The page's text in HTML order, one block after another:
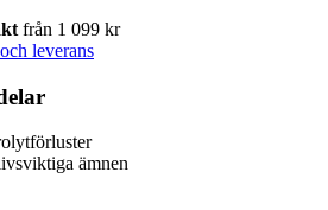
från 1 099 kr
leverans
ämnen